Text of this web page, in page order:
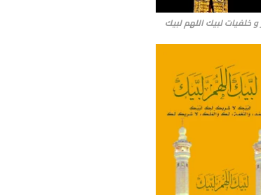
خلفيات لبيك اللهم لبيك